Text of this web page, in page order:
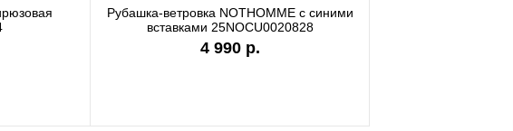
Футболка Carhartt WIP white I036244
7 990 р.
Футболка Carhartt WIP